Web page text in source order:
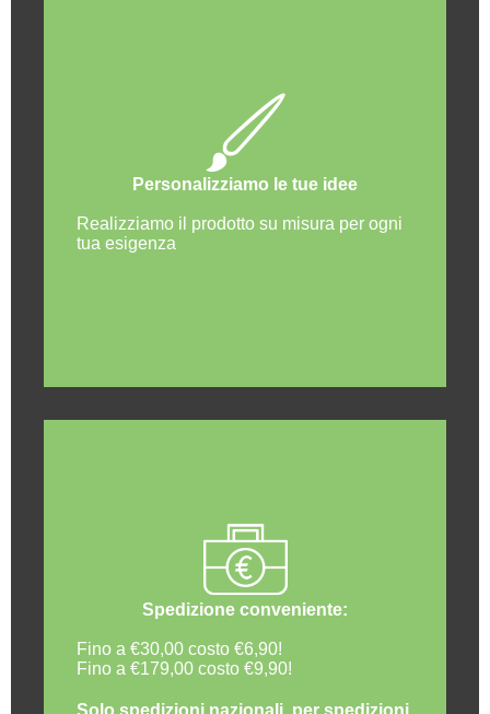
Personalizziamo le tue idee
Realizziamo il prodotto su misura per ogni
tua esigenza
Spedizione conveniente:
Fino a €30,00 costo €6,90!
Fino a €179,00 costo €9,90!
Solo spedizioni nazionali, per spedizioni